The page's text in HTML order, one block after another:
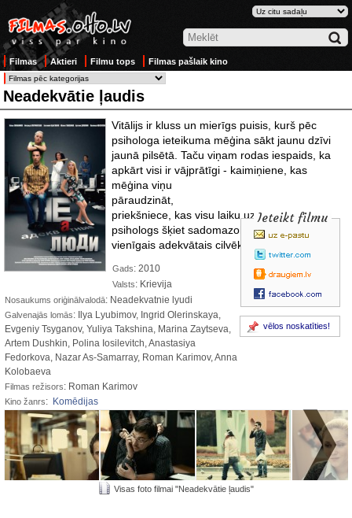
Filmas Aktieri Filmu tops Filmas pašlaik kino
Neadekvātie ļaudis
Vitālijs ir kluss un mierīgs puisis, kurš pēc
psihologa ieteikuma mēģina sākt jaunu dzīvi
jaunā pilsētā. Taču viņam rodas iespaids, ka
apkārt visi ir vājprātīgi - kaimiņiene, kas
mēģina viņu
pāraudzināt,
priekšniece, kas visu laiku uzmācas un pat
psihologs šķiet sadomazohists. Vai tiešām
vienīgais adekvātais cilvēks ir pats Vitālijs?
Ieteikt filmu
vēlos noskatīties!
Gads: 2010
Valsts: Krievija
Nosaukums oriģinālvalodā: Neadekvatnie lyudi
Galvenajās lomās: Ilya Lyubimov, Ingrid Olerinskaya,
Evgeniy Tsyganov, Yuliya Takshina, Marina Zaytseva,
Artem Dushkin, Polina Iosilevitch, Anastasiya
Fedorkova, Nazar As-Samarray, Roman Karimov, Anna
Kolobaeva
Filmas režisors: Roman Karimov
Kino žanrs: Komēdijas
Visas foto filmai "Neadekvātie ļaudis"